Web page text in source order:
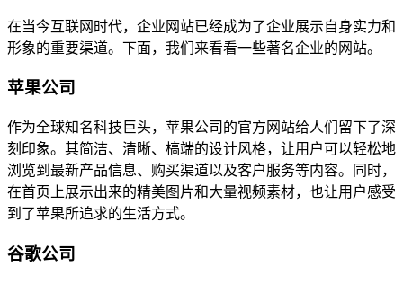
在当今互联网时代，企业网站已经成为了企业展示自身实力和
形象的重要渠道。下面，我们来看看一些著名企业的网站。
苹果公司
作为全球知名科技巨头，苹果公司的官方网站给人们留下了深
刻印象。其简洁、清晰、槁端的设计风格，让用户可以轻松地
浏览到最新产品信息、购买渠道以及客户服务等内容。同时，
在首页上展示出来的精美图片和大量视频素材，也让用户感受
到了苹果所追求的生活方式。
谷歌公司